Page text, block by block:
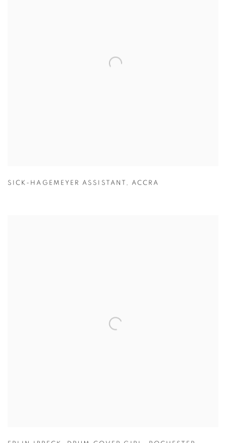
SICK-HAGEMEYER ASSISTANT , ACCRA